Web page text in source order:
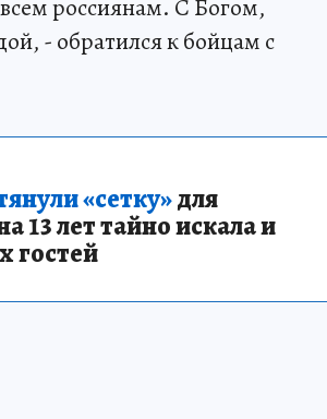
россиянам. С Богом,
- обратился к бойцам с
«сетку»для
13 лет тайно искала и
гостей